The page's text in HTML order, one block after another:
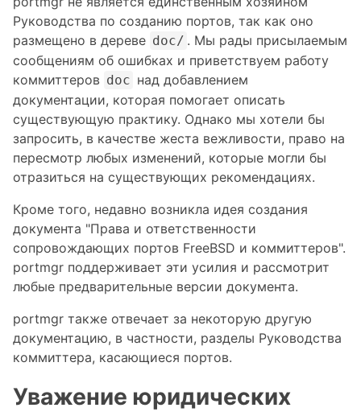
Руководства по созданию портов, так как оно
размещено в дереве doc/ . Мы рады присылаемым
сообщениям об ошибках и приветствуем работу
коммиттеров doc над добавлением
документации, которая помогает описать
существующую практику. Однако мы хотели бы
запросить, в качестве жеста вежливости, право на
пересмотр любых изменений, которые могли бы
отразиться на существующих рекомендациях.
Кроме того, недавно возникла идея создания
документа "Права и ответственности
сопровождающих портов FreeBSD и коммиттеров".
portmgr поддерживает эти усилия и рассмотрит
любые предварительные версии документа.
portmgr также отвечает за некоторую другую
документацию, в частности, разделы Руководства
коммиттера, касающиеся портов.
Уважение юридических